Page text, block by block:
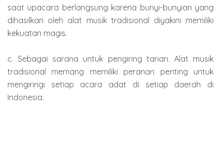
saat upacara berlangsung karena bunyi-bunyian yang
dihasilkan oleh alat musik tradisional diyakini memiliki
kekuatan magis.
c. Sebagai sarana untuk pengiring tarian. Alat musik
tradisional memang memiliki peranan penting untuk
mengiringi setiap acara adat di setiap daerah di
Indonesia.